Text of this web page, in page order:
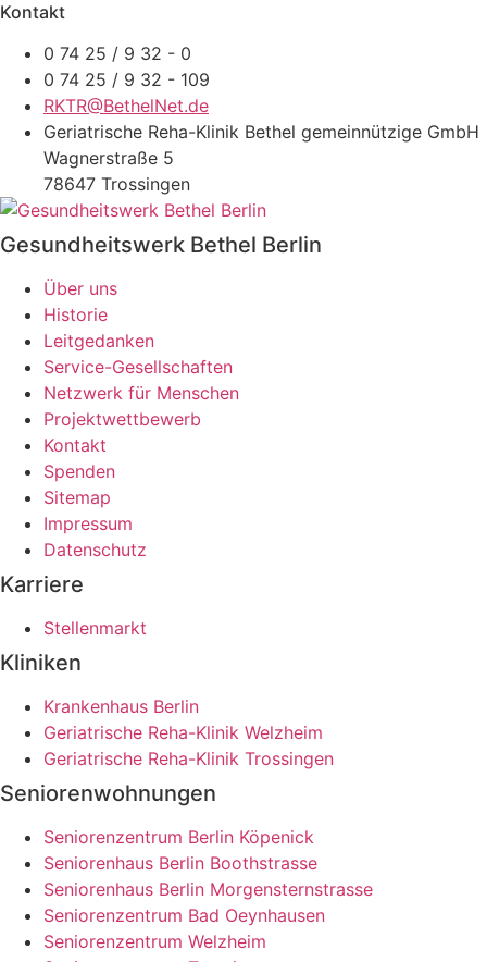
Kontakt
0 74 25 / 9 32 - 0
0 74 25 / 9 32 - 109
RKTR@BethelNet.de
Geriatrische Reha-Klinik Bethel gemeinnützige GmbH
Wagnerstraße 5
78647 Trossingen
Gesundheitswerk Bethel Berlin
Über uns
Historie
Leitgedanken
Service-Gesellschaften
Netzwerk für Menschen
Projektwettbewerb
Kontakt
Spenden
Sitemap
Impressum
Datenschutz
Karriere
Stellenmarkt
Kliniken
Krankenhaus Berlin
Geriatrische Reha-Klinik Welzheim
Geriatrische Reha-Klinik Trossingen
Seniorenwohnungen
Seniorenzentrum Berlin Köpenick
Seniorenhaus Berlin Boothstrasse
Seniorenhaus Berlin Morgensternstrasse
Seniorenzentrum Bad Oeynhausen
Seniorenzentrum Welzheim